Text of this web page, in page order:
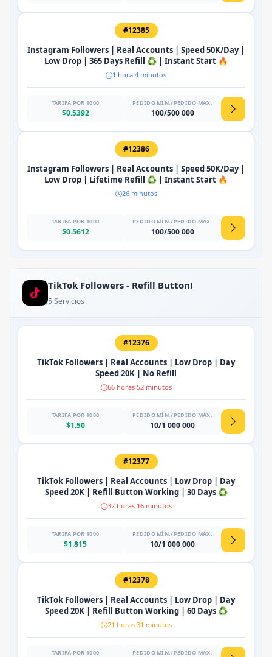
#12385
Instagram Followers | Real Accounts | Speed 50K/Day |
Low Drop | 365 Days Refill ♻️ | Instant Start 🔥
1 hora 4 minutos
TARIFA POR 1000
$0.5392
PEDIDO MÍN./PEDIDO MÁX.
100/500 000
#12386
Instagram Followers | Real Accounts | Speed 50K/Day |
Low Drop | Lifetime Refill ♻️ | Instant Start 🔥
26 minutos
TARIFA POR 1000
$0.5612
PEDIDO MÍN./PEDIDO MÁX.
100/500 000
TikTok Followers - Refill Button!
5 Servicios
#12376
TikTok Followers | Real Accounts | Low Drop | Day
Speed 20K | No Refill
66 horas 52 minutos
TARIFA POR 1000
$1.50
PEDIDO MÍN./PEDIDO MÁX.
10/1 000 000
#12377
TikTok Followers | Real Accounts | Low Drop | Day
Speed 20K | Refill Button Working | 30 Days ♻️
32 horas 16 minutos
TARIFA POR 1000
$1.815
PEDIDO MÍN./PEDIDO MÁX.
10/1 000 000
#12378
TikTok Followers | Real Accounts | Low Drop | Day
Speed 20K | Refill Button Working | 60 Days ♻️
21 horas 31 minutos
TARIFA POR 1000 PEDIDO MÍN./PEDIDO MÁX.